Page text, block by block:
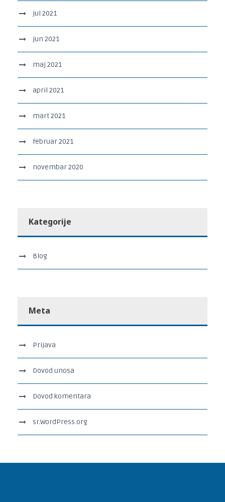
jul 2021
jun 2021
maj 2021
april 2021
mart 2021
februar 2021
novembar 2020
Kategorije
Blog
Meta
Prijava
Dovod unosa
Dovod komentara
sr.WordPress.org